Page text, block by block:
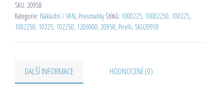
SKU: 20958
Kategorie: Nákladní / VAN, PneumatikyŠtítků: 1000225, 10002250, 100225,
1002250, 10225, 102250, 1206900, 20958, Pirelli, SKU20958
DALŠÍ INFORMACE HODNOCENÍ (0)